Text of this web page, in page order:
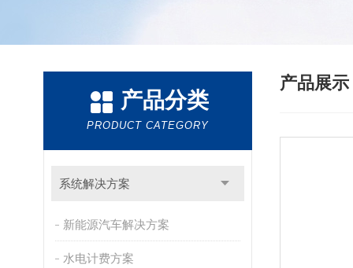
产品分类
PRODUCT CATEGORY
系统解决方案
新能源汽车解决方案
水电计费方案
产品展示